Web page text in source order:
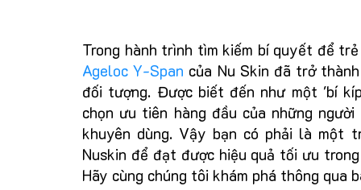
Trong hành trình tìm kiếm bí quyết để
Ageloc Y-Span của Nu Skin đã trở
đối tượng. Được biết đến như một 'bí
chọn ưu tiên hàng đầu của những
khuyên dùng. Vậy bạn có phải là một
Nuskin để đạt được hiệu quả tối ưu
Hãy cùng chúng tôi khám phá thông qua